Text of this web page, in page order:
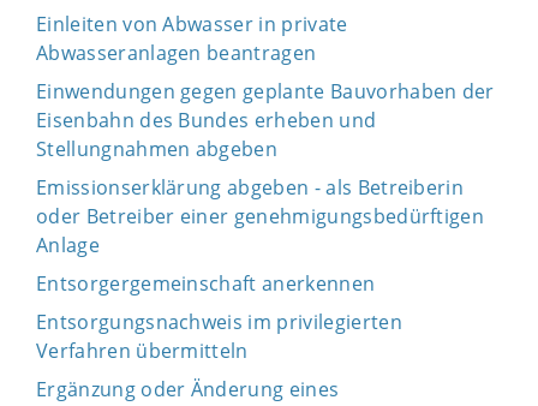
Einleiten von Abwasser in private
Abwasseranlagen beantragen
Einwendungen gegen geplante Bauvorhaben der
Eisenbahn des Bundes erheben und
Stellungnahmen abgeben
Emissionserklärung abgeben - als Betreiberin
oder Betreiber einer genehmigungsbedürftigen
Anlage
Entsorgergemeinschaft anerkennen
Entsorgungsnachweis im privilegierten
Verfahren übermitteln
Ergänzung oder Änderung eines